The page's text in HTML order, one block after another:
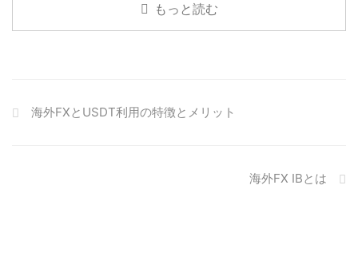
もっと読む
海外FXとUSDT利用の特徴とメリット
海外FX IBとは